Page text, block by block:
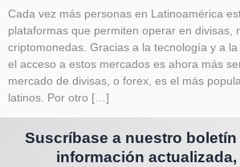
Cada vez más personas en Latinoamérica
plataformas que permiten operar en divisas,
criptomonedas. Gracias a la tecnología y a la
el acceso a estos mercados es ahora más
mercado de divisas, o forex, es el más
latinos. Por otro […]
Suscríbase a nuestro
información